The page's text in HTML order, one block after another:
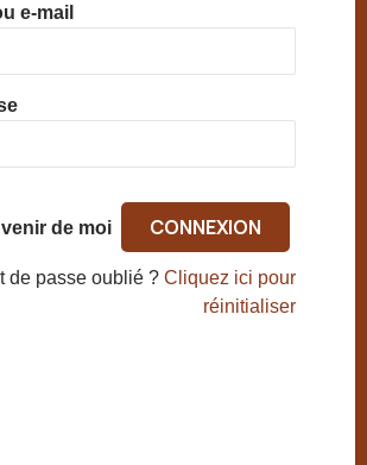
e-mail
de moi
de passe oublié ?Cliquez ici pour
réinitialiser